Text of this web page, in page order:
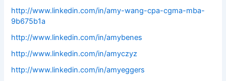
http://www.linkedin.com/in/amy-wang-cpa-cgma-mba-
9b675b1a
http://www.linkedin.com/in/amybenes
http://www.linkedin.com/in/amyczyz
http://www.linkedin.com/in/amyeggers